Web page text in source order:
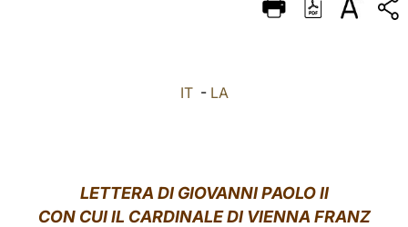
DEUTSCH
IT- LA
LETTERA DI GIOVANNI PAOLO II
CON CUI IL CARDINALE DI VIENNA FRANZ